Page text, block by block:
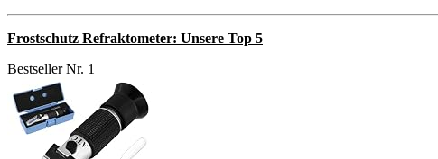
Frostschutz Refraktometer: Unsere Top 5
Bestseller Nr. 1